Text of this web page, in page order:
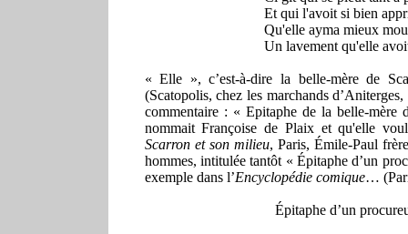
Et qui l'avoit si bien
Qu'elle ayma mieux
Un lavement qu'elle
« Elle », c’est-à-dire la belle-mère de
(Scatopolis, chez les marchands
commentaire : « Epitaphe de la belle-mère
nommait Françoise de Plaixet qu'elle
Scarron et son milieu, Paris, Émile-Paul frè
hommes, intitulée tantôt « Épitaphe d’un
exemple dans l’Encyclopédie comique…
Épitaphe d’un